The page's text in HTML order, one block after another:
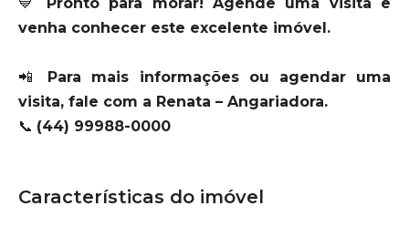
venha conhecer este excelente imóvel.
📲 Para mais informações ou agendar uma
visita, fale com a Renata – Angariadora.
📞 (44) 99988-0000
Características do imóvel